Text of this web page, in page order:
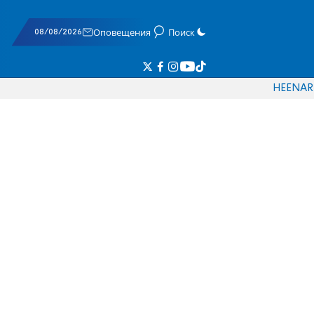
08/08/2026 Оповещения Поиск
HEENAR